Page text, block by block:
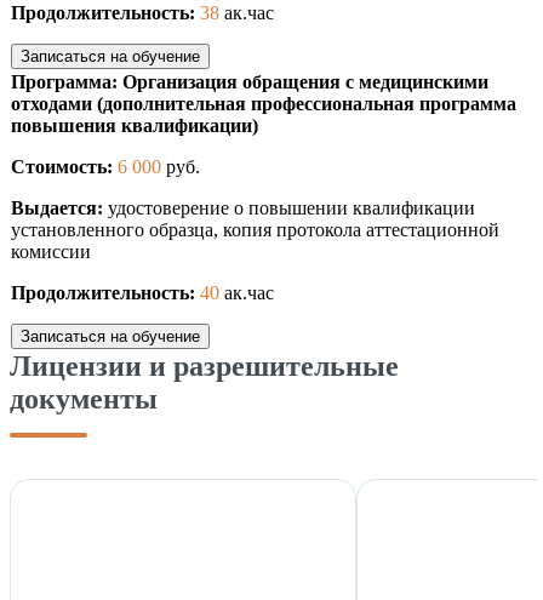
Продолжительность: 38 ак.час
Записаться на обучение
Программа: Организация обращения с медицинскими
отходами (дополнительная профессиональная программа
повышения квалификации)
Стоимость: 6 000 руб.
Выдается: удостоверение о повышении квалификации
установленного образца, копия протокола аттестационной
комиссии
Продолжительность: 40 ак.час
Записаться на обучение
Лицензии и разрешительные
документы